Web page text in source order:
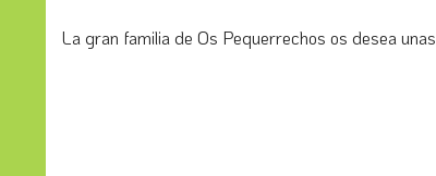
La gran familia de Os Pequerrechos os desea unas